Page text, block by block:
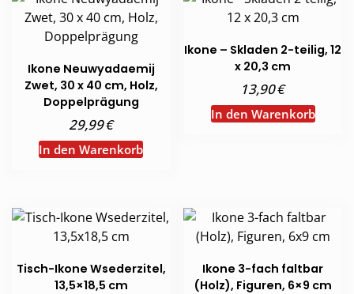
Ikone Neuwyadaemij
Zwet, 30 x 40 cm, Holz,
Doppelprägung
29,99€
In den Warenkorb
Ikone – Skladen 2-teilig, 12
x 20,3 cm
13,90€
In den Warenkorb
Tisch-Ikone Wsederzitel,
13,5×18,5 cm
Ikone 3-fach faltbar
(Holz), Figuren, 6×9 cm